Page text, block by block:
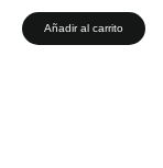
Añadir al carrito